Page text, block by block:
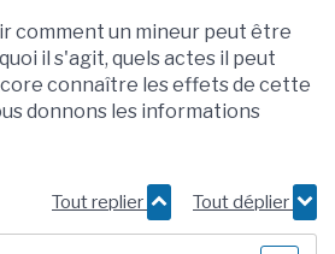
comment un mineur peut être
il s'agit, quels actes il peut
connaître les effets de cette
donnons les informations
Tout replier Tout déplier